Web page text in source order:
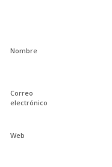
Nombre
Correo
electrónico
Web